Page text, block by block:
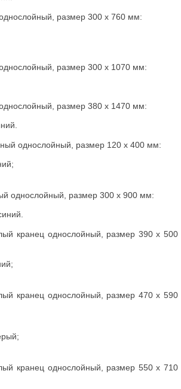
размер 300 х 760 мм:
размер 300 х 1070 мм:
размер 380 х 1470 мм:
однослойный, размер 120 х 400 мм:
однослойный, размер 300 х 900 мм:
кранец однослойный, размер 390 х 500
кранец однослойный, размер 470 х 590
кранец однослойный, размер 550 х 710